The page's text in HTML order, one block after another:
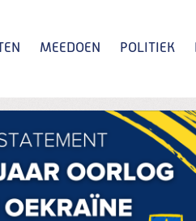
MEEDOEN POLITIEK